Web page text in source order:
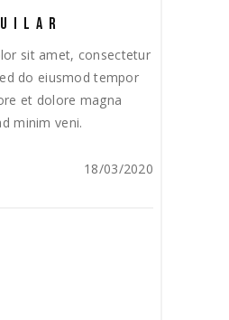
sit amet, consectetur
do eiusmod tempor
et dolore magna
minim veni.
18/03/2020